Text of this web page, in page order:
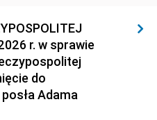
r. w sprawie
do
Adama